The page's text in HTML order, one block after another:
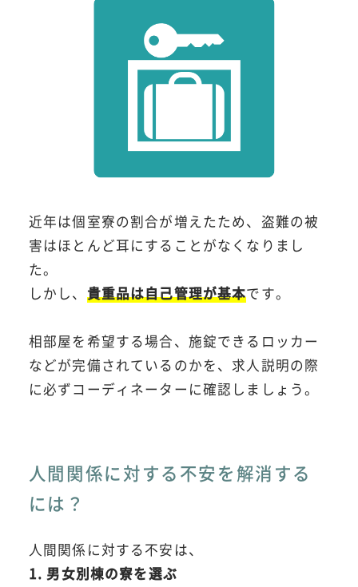
近年は個室寮の割合が増えたため、盗難の被
害はほとんど耳にすることがなくなりまし
た。
しかし、 貴重品は自己管理が基本です。
相部屋を希望する場合、施錠できるロッカー
などが完備されているのかを、求人説明の際
に必ずコーディネーターに確認しましょう。
人間関係に対する不安を解消する
には？
人間関係に対する不安は、
1. 男女別棟の寮を選ぶ